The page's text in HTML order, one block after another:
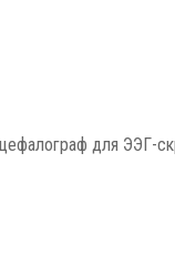
для ЭЭГ-